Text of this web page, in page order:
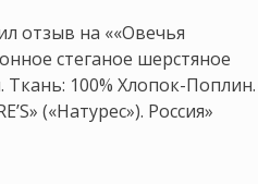
отзыв на ««Овечья
стеганое шерстяное
100% Хлопок-Поплин.
(«Натурес»). Россия»